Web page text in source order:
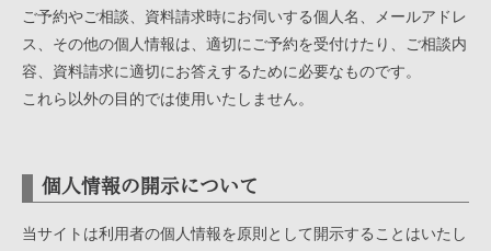
ご予約やご相談、資料請求時にお伺いする個人名、メールアドレ
ス、その他の個人情報は、適切にご予約を受付けたり、ご相談内
容、資料請求に適切にお答えするために必要なものです。
これら以外の目的では使用いたしません。
個人情報の開示について
当サイトは利用者の個人情報を原則として開示することはいたし